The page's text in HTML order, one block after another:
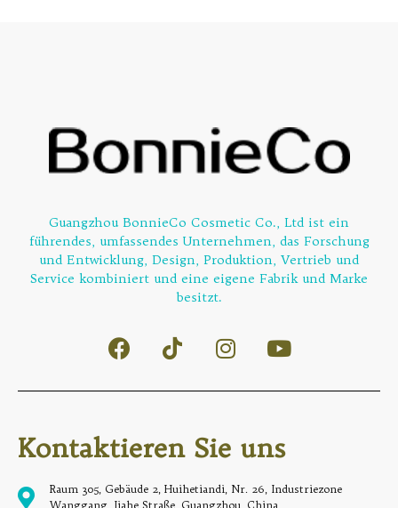
Guangzhou BonnieCo Cosmetic Co., Ltd ist ein
führendes, umfassendes Unternehmen, das Forschung
und Entwicklung, Design, Produktion, Vertrieb und
Service kombiniert und eine eigene Fabrik und Marke
besitzt.
Kontaktieren Sie uns
Raum 305, Gebäude 2, Huihetiandi, Nr. 26, Industriezone
Wanggang, Jiahe Straße, Guangzhou, China